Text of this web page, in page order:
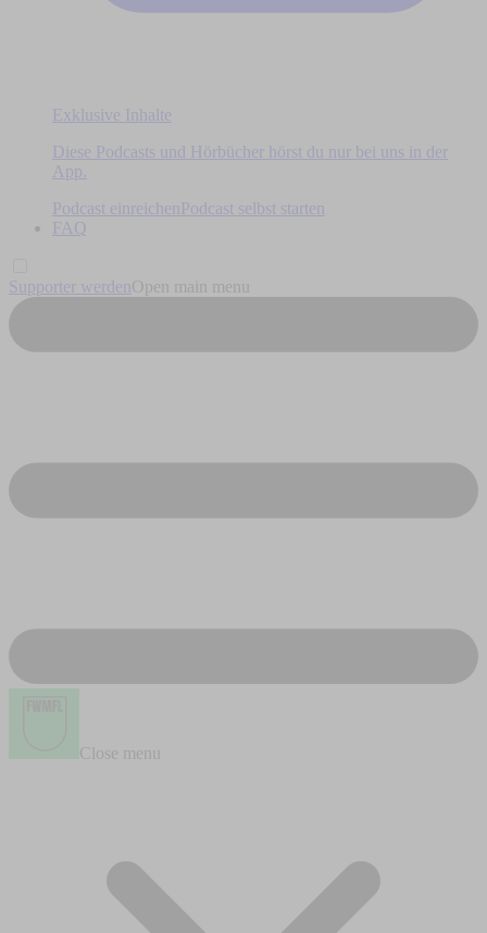
Exklusive Inhalte
Diese Podcasts und Hörbücher hörst du nur bei uns in der
App.
Podcast einreichen
Podcast selbst starten
FAQ
Supporter werden Open main menu
Close menu